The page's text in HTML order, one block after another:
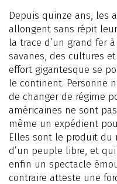
Depuis quinze ans, les
allongent sans répit
la trace d’un grand fer
savanes, des cultures
effort gigantesque se
le continent. Personne
de changer de régime
américaines ne sont
même un expédient
Elles sont le produit du
d’un peuple libre, et
enfin un spectacle
contraire atteste une